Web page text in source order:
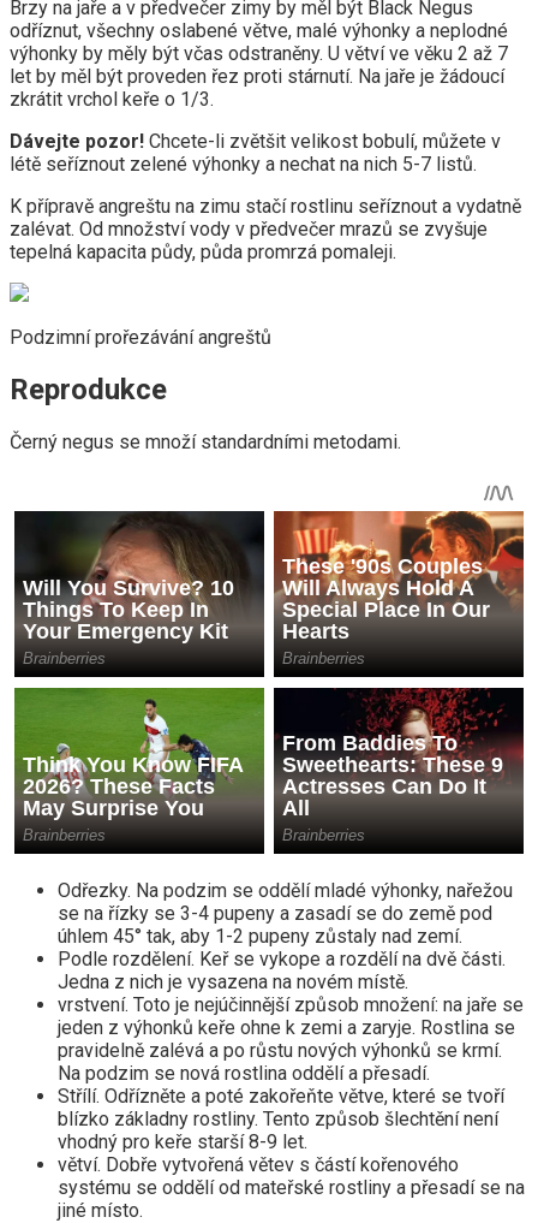
Brzy na jaře a v předvečer zimy by měl být Black Negus
odříznut, všechny oslabené větve, malé výhonky a neplodné
výhonky by měly být včas odstraněny. U větví ve věku 2 až 7
let by měl být proveden řez proti stárnutí. Na jaře je žádoucí
zkrátit vrchol keře o 1/3.
Dávejte pozor! Chcete-li zvětšit velikost bobulí, můžete v
létě seříznout zelené výhonky a nechat na nich 5-7 listů.
K přípravě angreštu na zimu stačí rostlinu seříznout a vydatně
zalévat. Od množství vody v předvečer mrazů se zvyšuje
tepelná kapacita půdy, půda promrzá pomaleji.
Podzimní prořezávání angreštů
Reprodukce
Černý negus se množí standardními metodami.
Odřezky. Na podzim se oddělí mladé výhonky, nařežou
se na řízky se 3-4 pupeny a zasadí se do země pod
úhlem 45° tak, aby 1-2 pupeny zůstaly nad zemí.
Podle rozdělení. Keř se vykope a rozdělí na dvě části.
Jedna z nich je vysazena na novém místě.
vrstvení. Toto je nejúčinnější způsob množení: na jaře se
jeden z výhonků keře ohne k zemi a zaryje. Rostlina se
pravidelně zalévá a po růstu nových výhonků se krmí.
Na podzim se nová rostlina oddělí a přesadí.
Střílí. Odřízněte a poté zakořeňte větve, které se tvoří
blízko základny rostliny. Tento způsob šlechtění není
vhodný pro keře starší 8-9 let.
větví. Dobře vytvořená větev s částí kořenového
systému se oddělí od mateřské rostliny a přesadí se na
jiné místo.